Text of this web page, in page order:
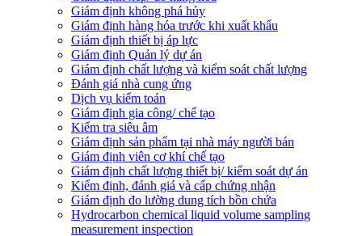
Giám định không phá hủy
Giám định hàng hóa trước khi xuất khẩu
Giám định thiết bị áp lực
Giám định Quản lý dự án
Giám định chất lượng và kiểm soát chất lượng
Đánh giá nhà cung ứng
Dịch vụ kiểm toán
Giám định gia công/ chế tạo
Kiểm tra siêu âm
Giám định sản phẩm tại nhà máy người bán
Giám định viên cơ khí chế tạo
Giám định chất lượng thiết bị/ kiểm soát dự án
Kiểm định, đánh giá và cấp chứng nhận
Giám định đo lường dung tích bồn chứa
Hydrocarbon chemical liquid volume sampling
measurement inspection